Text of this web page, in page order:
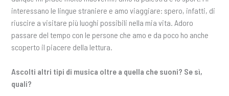
interessano le lingue straniere e amo viaggiare: spero, infatti, di
riuscire a visitare più luoghi possibili nella mia vita. Adoro
passare del tempo con le persone che amo e da poco ho anche
scoperto il piacere della lettura.
Ascolti altri tipi di musica oltre a quella che suoni? Se sì,
quali?